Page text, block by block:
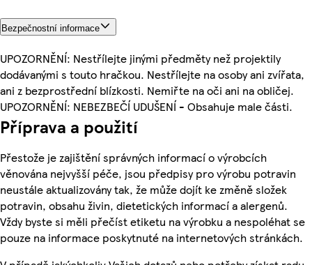
Bezpečnostní informace
UPOZORNĚNÍ: Nestřílejte jinými předměty než projektily
dodávanými s touto hračkou. Nestřílejte na osoby ani zvířata,
ani z bezprostřední blízkosti. Nemiřte na oči ani na obličej.
UPOZORNĚNÍ: NEBEZBEČÍ UDUŠENÍ - Obsahuje male části.
Příprava a použití
Přestože je zajištění správných informací o výrobcích
věnována nejvyšší péče, jsou předpisy pro výrobu potravin
neustále aktualizovány tak, že může dojít ke změně složek
potravin, obsahu živin, dietetických informací a alergenů.
Vždy byste si měli přečíst etiketu na výrobku a nespoléhat se
pouze na informace poskytnuté na internetových stránkách.